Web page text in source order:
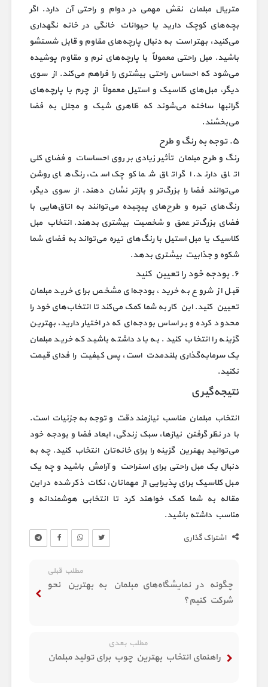
متریال مبلمان نقش مهمی در دوام و راحتی آن دارد. اگر
بچه‌های کوچک دارید یا حیوانات خانگی در خانه نگهداری
می‌کنید، بهتر است به دنبال پارچه‌های مقاوم و قابل شستشو
باشید. مبل راحتی معمولاً با پارچه‌های نرم و مقاوم پوشیده
می‌شود که احساس راحتی بیشتری را فراهم می‌کند. از سوی
دیگر، مبل‌های کلاسیک و استیل معمولاً از چرم یا پارچه‌های
گرانبها ساخته می‌شوند که ظاهری شیک و مجلل به فضا
می‌بخشند.
۵. توجه به رنگ و طرح
رنگ و طرح مبلمان تأثیر زیادی بر روی احساسات و فضای کلی
اتاق دارند. اگر اتاق شما کوچک است، رنگ‌های روشن
می‌توانند فضا را بزرگ‌تر و بازتر نشان دهند. از سوی دیگر،
رنگ‌های تیره و طرح‌های پیچیده می‌توانند به اتاق‌هایی با
فضای بزرگ‌تر عمق و شخصیت بیشتری بدهند. انتخاب مبل
کلاسیک یا مبل استیل با رنگ‌های تیره می‌تواند به فضای شما
شکوه و جذابیت بیشتری بدهد.
۶. بودجه خود را تعیین کنید
قبل از شروع به خرید، بودجه‌ای مشخص برای خرید مبلمان
تعیین کنید. این کار به شما کمک می‌کند تا انتخاب‌های خود را
محدود کرده و بر اساس بودجه‌ای که در اختیار دارید، بهترین
گزینه را انتخاب کنید. به یاد داشته باشید که خرید مبلمان
یک سرمایه‌گذاری بلندمدت است، پس کیفیت را فدای قیمت
نکنید.
نتیجه‌گیری
انتخاب مبلمان مناسب نیازمند دقت و توجه به جزئیات است.
با در نظر گرفتن نیازها، سبک زندگی، ابعاد فضا و بودجه خود
می‌توانید بهترین گزینه را برای خانه‌تان انتخاب کنید. چه به
دنبال یک مبل راحتی برای استراحت و آرامش باشید و چه یک
مبل کلاسیک برای پذیرایی از مهمانان، نکات ذکر شده در این
مقاله به شما کمک خواهند کرد تا انتخابی هوشمندانه و
مناسب داشته باشید.
اشتراک گذاری
مطلب قبلی
چگونه در نمایشگاه‌های مبلمان به بهترین نحو
شرکت کنیم؟
مطلب بعدی
راهنمای انتخاب بهترین چوب برای تولید مبلمان